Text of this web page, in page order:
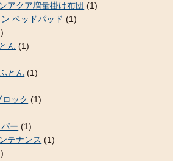
アクア増量掛け布団 (1)
ベッドパッド (1)
ん (1)
とん (1)
ック (1)
ー (1)
テナンス (1)